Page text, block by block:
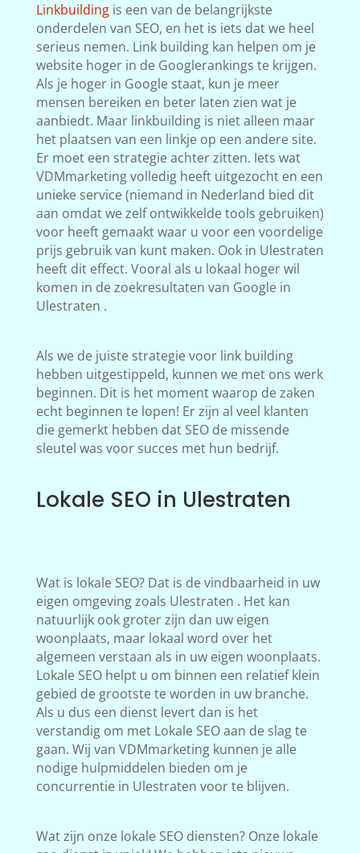
Linkbuildingis een van de belangrijkste
onderdelen van SEO, en het is iets dat we heel
serieus nemen. Link building kan helpen om je
website hoger in de Googlerankings te krijgen.
Als je hoger in Google staat, kun je meer
mensen bereiken en beter laten zien wat je
aanbiedt. Maar linkbuilding is niet alleen maar
het plaatsen van een linkje op een andere site.
Er moet een strategie achter zitten. Iets wat
VDMmarketing volledig heeft uitgezocht en een
unieke service (niemand in Nederland bied dit
aan omdat we zelf ontwikkelde tools gebruiken)
voor heeft gemaakt waar u voor een voordelige
prijs gebruik van kunt maken. Ook in Ulestraten
heeft dit effect. Vooral als u lokaal hoger wil
komen in de zoekresultaten van Google in
Ulestraten .
Als we de juiste strategie voor link building
hebben uitgestippeld, kunnen we met ons werk
beginnen. Dit is het moment waarop de zaken
echt beginnen te lopen! Er zijn al veel klanten
die gemerkt hebben dat SEO de missende
sleutel was voor succes met hun bedrijf.
Lokale SEO in Ulestraten
Wat is lokale SEO? Dat is de vindbaarheid in uw
eigen omgeving zoals Ulestraten . Het kan
natuurlijk ook groter zijn dan uw eigen
woonplaats, maar lokaal word over het
algemeen verstaan als in uw eigen woonplaats.
Lokale SEO helpt u om binnen een relatief klein
gebied de grootste te worden in uw branche.
Als u dus een dienst levert dan is het
verstandig om met Lokale SEO aan de slag te
gaan. Wij van VDMmarketing kunnen je alle
nodige hulpmiddelen bieden om je
concurrentie in Ulestraten voor te blijven.
Wat zijn onze lokale SEO diensten? Onze lokale